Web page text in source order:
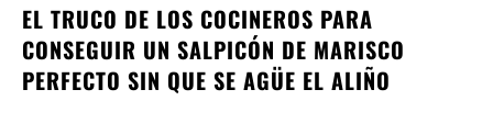
EL TRUCO DE LOS COCINEROS PARA
CONSEGUIR UN SALPICÓN DE MARISCO
PERFECTO SIN QUE SE AGÜE EL ALIÑO